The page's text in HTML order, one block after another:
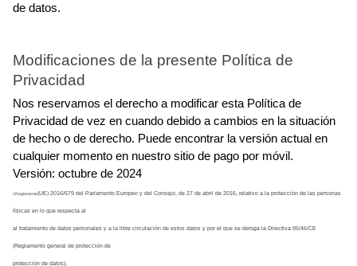
de datos.
Modificaciones de la presente Política de
Privacidad
Nos reservamos el derecho a modificar esta Política de
Privacidad de vez en cuando debido a cambios en la situación
de hecho o de derecho. Puede encontrar la versión actual en
cualquier momento en nuestro sitio de pago por móvil.
Versión: octubre de 2024
1Reglamento(UE) 2016/679 del Parlamento Europeo y del Consejo, de 27 de abril de 2016, relativo a la protección de las personas
físicas en lo que respecta al
al tratamiento de datos personales y a la libre circulación de estos datos y por el que se deroga la Directiva 95/46/CE
(Reglamento general de protección de
protección de datos).